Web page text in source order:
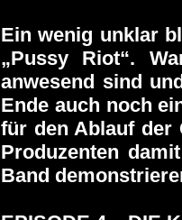
Ein wenig unklar
„Pussy Riot“.
anwesend sind
Ende auch noch
für den Ablauf der
Produzenten
Band